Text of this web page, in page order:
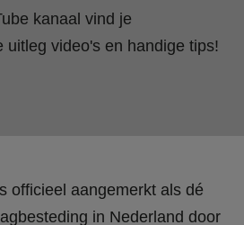
kanaal vind je
uitleg video's en handige tips!
officieel aangemerkt als dé
in Nederland door